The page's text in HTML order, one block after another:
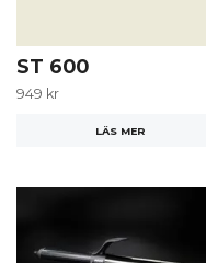
ST 600
949 kr
LÄS MER